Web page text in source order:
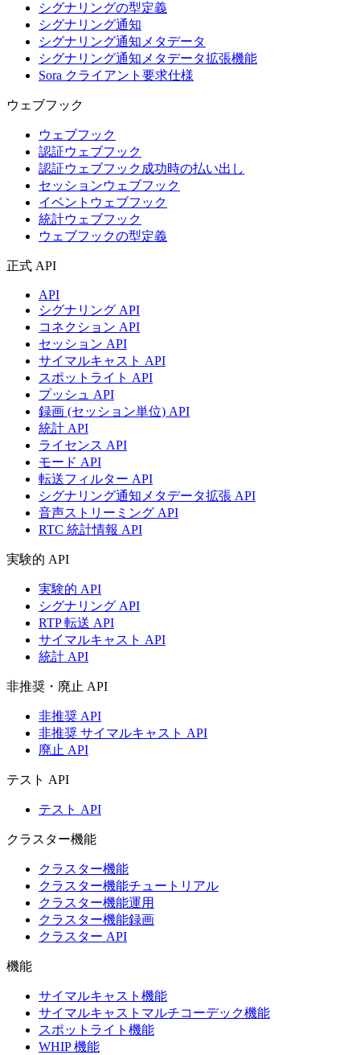
シグナリングの型定義
シグナリング通知
シグナリング通知メタデータ
シグナリング通知メタデータ拡張機能
Sora クライアント要求仕様
ウェブフック
ウェブフック
認証ウェブフック
認証ウェブフック成功時の払い出し
セッションウェブフック
イベントウェブフック
統計ウェブフック
ウェブフックの型定義
正式 API
API
シグナリング API
コネクション API
セッション API
サイマルキャスト API
スポットライト API
プッシュ API
録画 (セッション単位) API
統計 API
ライセンス API
モード API
転送フィルター API
シグナリング通知メタデータ拡張 API
音声ストリーミング API
RTC 統計情報 API
実験的 API
実験的 API
シグナリング API
RTP 転送 API
サイマルキャスト API
統計 API
非推奨・廃止 API
非推奨 API
非推奨 サイマルキャスト API
廃止 API
テスト API
テスト API
クラスター機能
クラスター機能
クラスター機能チュートリアル
クラスター機能運用
クラスター機能録画
クラスター API
機能
サイマルキャスト機能
サイマルキャストマルチコーデック機能
スポットライト機能
WHIP 機能